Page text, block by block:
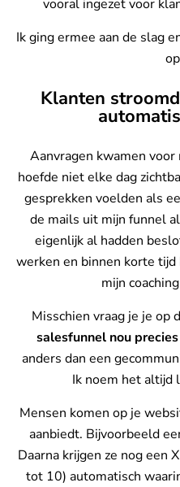
vooral ingezet voor
Ik ging ermee aan de slag
Klanten
Aanvragen kwamen
hoefde niet elke dag
gesprekken voelden als
de mails uit mijn funnel
eigenlijk al hadden
werken en binnen korte
mijn
Misschien vraag je je op
salesfunnel nou
anders dan een
Ik noem het altijd
Mensen komen op je
aanbiedt. Bijvoorbeeld
Daarna krijgen ze nog een
tot 10) automatisch